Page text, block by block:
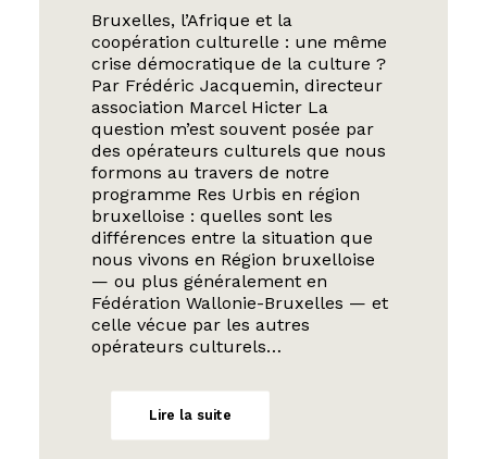
Bruxelles, l’Afrique et la
coopération culturelle : une même
crise démocratique de la culture ?
Par Frédéric Jacquemin, directeur
association Marcel Hicter La
question m’est souvent posée par
des opérateurs culturels que nous
formons au travers de notre
programme Res Urbis en région
bruxelloise : quelles sont les
différences entre la situation que
nous vivons en Région bruxelloise
— ou plus généralement en
Fédération Wallonie-Bruxelles — et
celle vécue par les autres
opérateurs culturels…
Lire la suite